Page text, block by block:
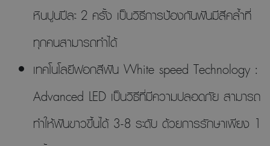
หินปูนปีละ 2 ครั้ง เป็นวิธีการป้องกันฟันมีสีคล้ำที่
ทุกคนสามารถทำได้
เทคโนโลยีฟอกสีฟัน White speed Technology :
Advanced LED เป็นวิธีที่มีความปลอดภัย สามารถ
ทำให้ฟันขาวขึ้นได้ 3-8 ระดับ ด้วยการรักษาเพียง 1